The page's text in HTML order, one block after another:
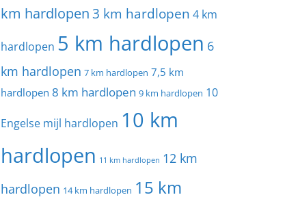
km hardlopen 3 km hardlopen 4 km
hardlopen 5 km hardlopen 6
km hardlopen 7 km hardlopen 7,5 km
hardlopen 8 km hardlopen 9 km hardlopen 10
Engelse mijl hardlopen 10 km
hardlopen 11 km hardlopen 12 km
hardlopen 14 km hardlopen 15 km